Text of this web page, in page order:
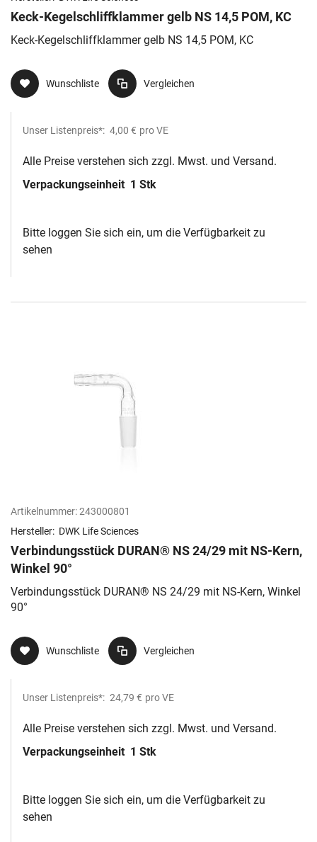
Keck-Kegelschliffklammer gelb NS 14,5 POM, KC
Keck-Kegelschliffklammer gelb NS 14,5 POM, KC
Wunschliste Vergleichen
Unser Listenpreis*: 4,00 € pro VE
Alle Preise verstehen sich zzgl. Mwst. und Versand.
Verpackungseinheit 1 Stk
Bitte loggen Sie sich ein, um die Verfügbarkeit zu
sehen
Artikelnummer:243000801
Hersteller: DWK Life Sciences
Verbindungsstück DURAN® NS 24/29 mit NS-Kern,
Winkel 90°
Verbindungsstück DURAN® NS 24/29 mit NS-Kern, Winkel
90°
Wunschliste Vergleichen
Unser Listenpreis*: 24,79 € pro VE
Alle Preise verstehen sich zzgl. Mwst. und Versand.
Verpackungseinheit 1 Stk
Bitte loggen Sie sich ein, um die Verfügbarkeit zu
sehen